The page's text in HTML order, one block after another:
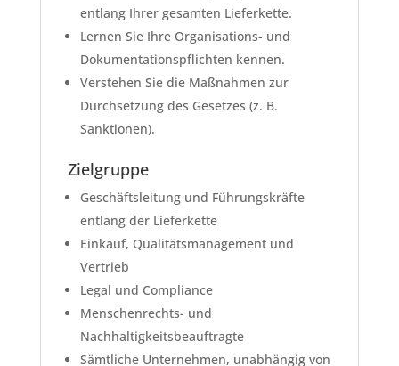
entlang Ihrer gesamten Lieferkette.
Lernen Sie Ihre Organisations- und
Dokumentationspflichten kennen.
Verstehen Sie die Maßnahmen zur
Durchsetzung des Gesetzes (z. B.
Sanktionen).
Zielgruppe
Geschäftsleitung und Führungskräfte
entlang der Lieferkette
Einkauf, Qualitätsmanagement und
Vertrieb
Legal und Compliance
Menschenrechts- und
Nachhaltigkeitsbeauftragte
Sämtliche Unternehmen, unabhängig von